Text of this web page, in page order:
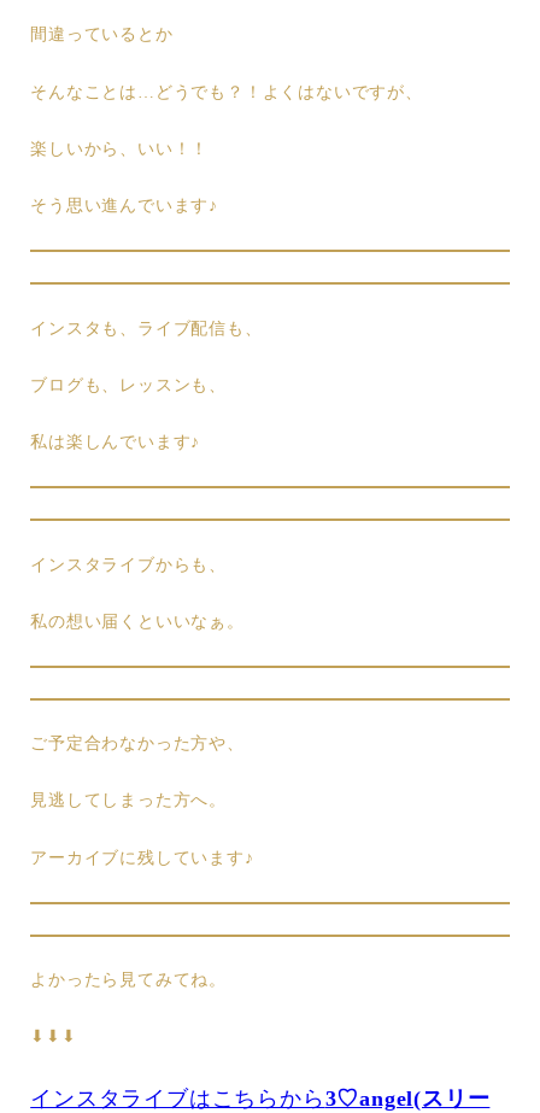
間違っているとか
そんなことは…どうでも？！よくはないですが、
楽しいから、いい！！
そう思い進んでいます♪
インスタも、ライブ配信も、
ブログも、レッスンも、
私は楽しんでいます♪
インスタライブからも、
私の想い届くといいなぁ。
ご予定合わなかった方や、
見逃してしまった方へ。
アーカイブに残しています♪
よかったら見てみてね。
⬇︎⬇︎⬇︎
インスタライブはこちらから3♡angel(スリー